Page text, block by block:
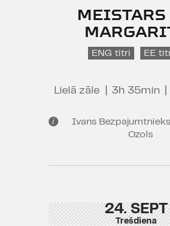
MEISTARS
ENG titri EE
Lielā zāle 3h 35min
Ivans
Ozols
24. SEPT
Trešdiena